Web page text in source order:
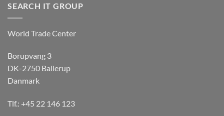
SEARCH IT GROUP
World Trade Center
Borupvang 3
DK-2750 Ballerup
Danmark
Tlf.: +45 22 146 123